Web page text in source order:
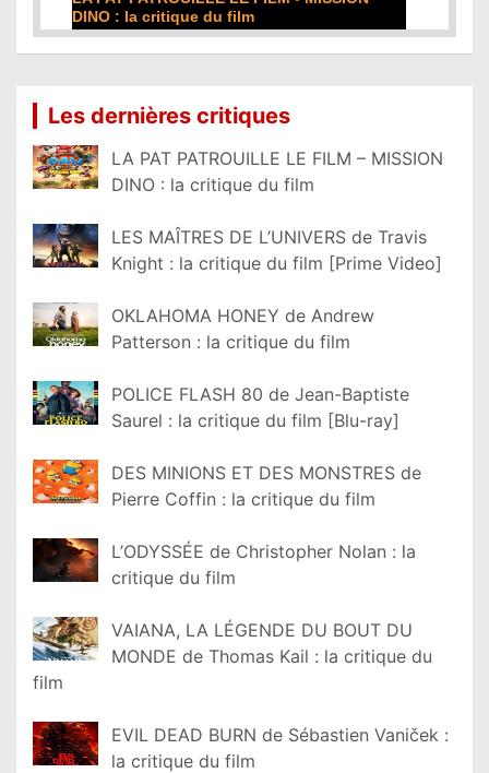
film
Les dernières critiques
LA PAT PATROUILLE LE FILM – MISSION
DINO : la critique du film
LES MAÎTRES DE L’UNIVERS de Travis
Knight : la critique du film [Prime Video]
OKLAHOMA HONEY de Andrew
Patterson : la critique du film
POLICE FLASH 80 de Jean-Baptiste
Saurel : la critique du film [Blu-ray]
DES MINIONS ET DES MONSTRES de
Pierre Coffin : la critique du film
L’ODYSSÉE de Christopher Nolan : la
critique du film
VAIANA, LA LÉGENDE DU BOUT DU
MONDE de Thomas Kail : la critique du
film
EVIL DEAD BURN de Sébastien Vaniček :
la critique du film